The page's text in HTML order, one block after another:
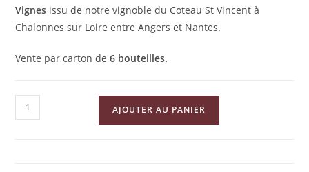
Vignes issu de notre vignoble du Coteau St Vincent à
Chalonnes sur Loire entre Angers et Nantes.
Vente par carton de 6 bouteilles.
quantité
de
AJOUTER AU PANIER